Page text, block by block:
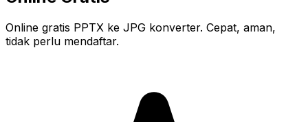
Online gratis PPTX ke JPG konverter. Cepat, aman,
tidak perlu mendaftar.